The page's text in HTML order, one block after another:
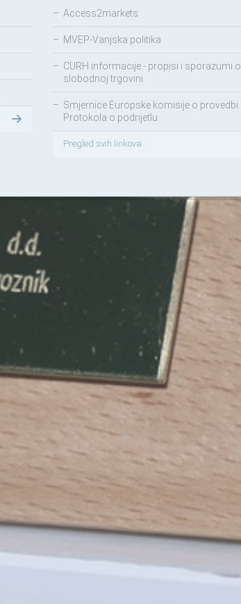
– Access2markets
– MVEP-Vanjska politika
– CURH informacije - propisi i sporazumi o
slobodnoj trgovini
– Smjernice Europske komisije o provedbi
Protokola o podrijetlu
Pregled svih linkova